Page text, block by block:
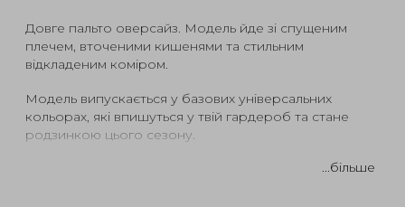
Довге пальто оверсайз. Модель йде зі спущеним
плечем, вточеними кишенями та стильним
відкладеним коміром.
Модель випускається у базових універсальних
кольорах, які впишуться у твій гардероб та стане
родзинкою цього сезону.
...більше